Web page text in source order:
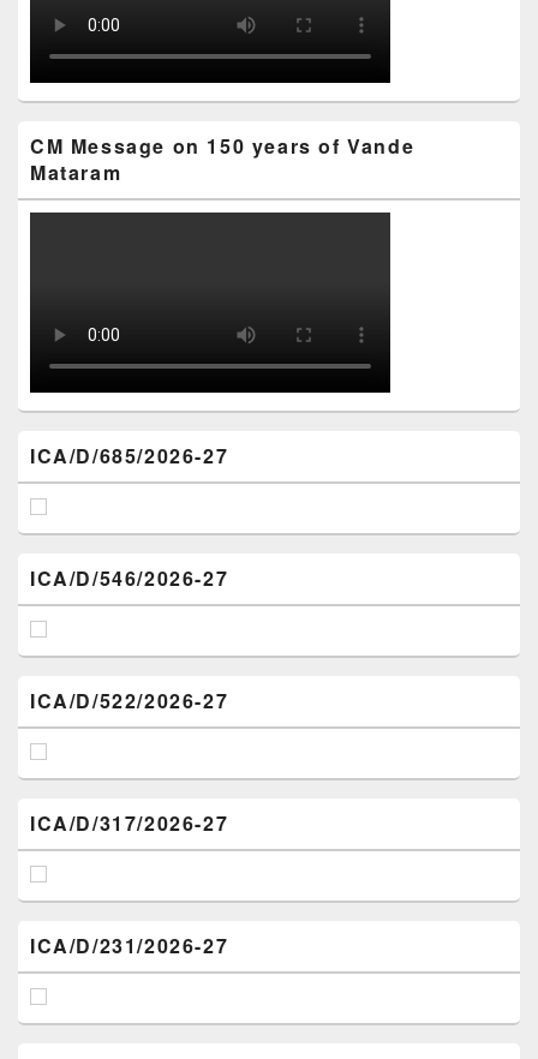
CM Message on 150 years of Vande
Mataram
ICA/D/685/2026-27
ICA/D/546/2026-27
ICA/D/522/2026-27
ICA/D/317/2026-27
ICA/D/231/2026-27